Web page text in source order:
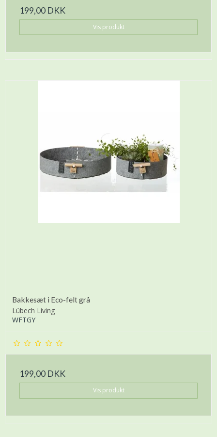
199,00 DKK
Vis produkt
Bakkesæt i Eco-felt grå
Lübech Living
WFTGY
199,00 DKK
Vis produkt